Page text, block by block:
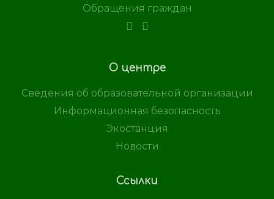
О центре
Сведения об образовательной организации
Информационная безопасность
Экостанция
Новости
Ссылки
Обращения граждан